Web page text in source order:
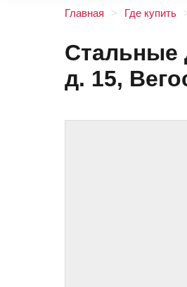
Главная Где купить
Стальные
д. 15,